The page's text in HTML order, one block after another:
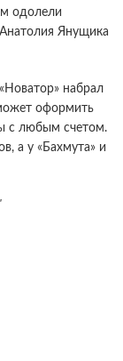
одолели
Янущика
набрал
оформить
с любым счетом.
а у «Бахмута» и